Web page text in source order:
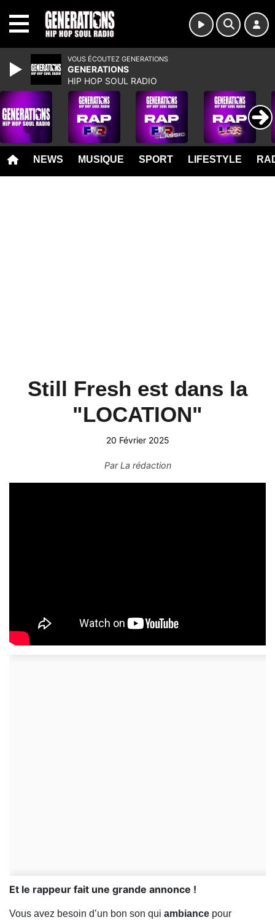
NEWS MUSIQUE SPORT LIFESTYLE
Still Fresh est dans la
"LOCATION"
20 Février 2025
ParLa rédaction
Et le rappeur fait une grande annonce !
Vous avez besoin d’un bon son qui ambiance pour
VOUS ÉCOUTEZ GENERATIONS
GENERATIONS
HIP HOP SOUL RADIO